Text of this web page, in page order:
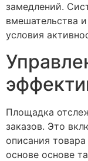
замедлений.
вмешательства
условия
Площадка
заказов. Это
описания
основе основе